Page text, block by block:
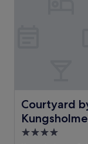
Courtyard
Courtyard by
4.0-